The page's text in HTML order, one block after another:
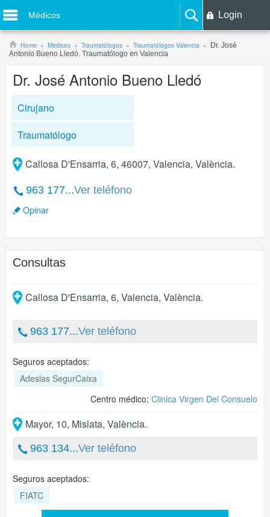
Médicos Login
Home Médicos Traumatólogos Traumatólogos Valencia
Dr. José
Antonio Bueno Lledó. Traumatólogo en Valencia
Dr. José Antonio Bueno Lledó
Cirujano
Traumatólogo
Callosa D'Ensarria, 6, 46007, Valencia, València.
963 177...Ver teléfono
Opinar
Consultas
Callosa D'Ensarria, 6, Valencia, València.
963 177...Ver teléfono
Seguros aceptados:
Adeslas SegurCaixa
Centro médico: Clinica Virgen Del Consuelo
Mayor, 10, Mislata, València.
963 134...Ver teléfono
Seguros aceptados:
FIATC